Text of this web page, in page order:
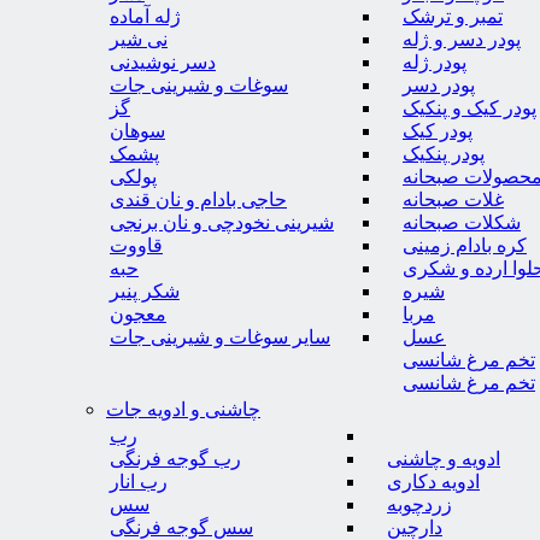
تمبر و ترشک
پودر دسر و ژله
پودر ژله
پودر دسر
پودر کیک و پنکیک
پودر کیک
پودر پنکیک
صبحانه
غلات صبحانه
شکلات صبحانه
کره بادام زمینی
ارده و شکری
شیره
مربا
عسل
تخم مرغ شانسی
تخم مرغ شانسی
ژله آماده
نی شیر
دسر نوشیدنی
سوغات و شیرینی جات
گز
سوهان
پشمک
پولکی
حاجی بادام و نان قندی
شیرینی نخودچی و نان برنجی
قاووت
حبه
شکر پنیر
معجون
سایر سوغات و شیرینی جات
چاشنی و ادویه جات
ادویه و چاشنی
ادویه دکاری
زردچوبه
دارچین
رب
رب گوجه فرنگی
رب انار
سس
سس گوجه فرنگی